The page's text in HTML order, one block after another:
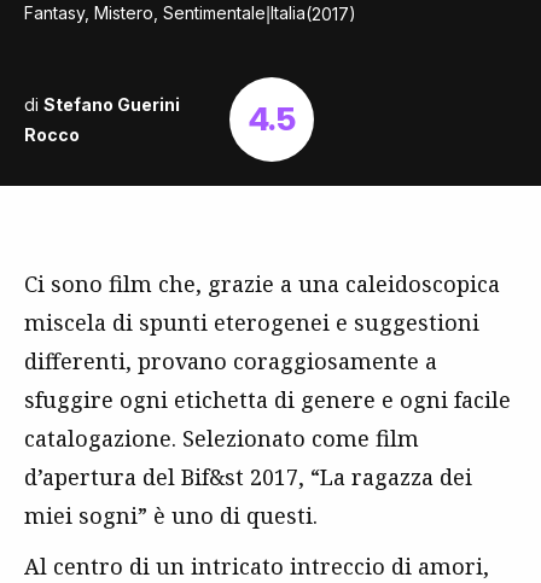
Fantasy, Mistero, Sentimentale|Italia(2017)
di Stefano Guerini
Rocco
4.5
Ci sono film che, grazie a una caleidoscopica
miscela di spunti eterogenei e suggestioni
differenti, provano coraggiosamente a
sfuggire ogni etichetta di genere e ogni facile
catalogazione. Selezionato come film
d’apertura del Bif&st 2017, “La ragazza dei
miei sogni” è uno di questi.
Al centro di un intricato intreccio di amori,